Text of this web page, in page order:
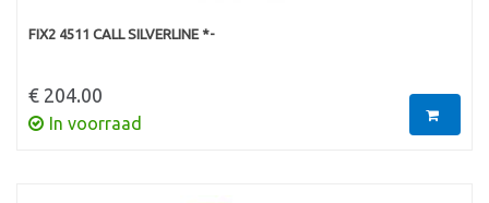
FIX2 4511 CALL SILVERLINE *-
€ 204.00
In voorraad